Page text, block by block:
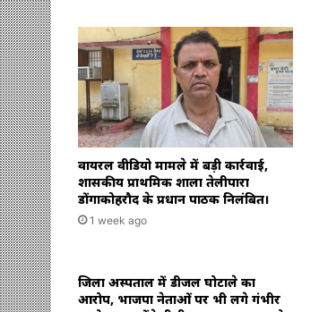
वायरल वीडियो मामले में बड़ी कार्रवाई,
शासकीय प्राथमिक शाला तेलीपारा
डोंगाकोहरौद के प्रधान पाठक निलंबित।
1 week ago
जिला अस्पताल में डीजल घोटाले का
आरोप, भाजपा नेताओं पर भी लगे गंभीर